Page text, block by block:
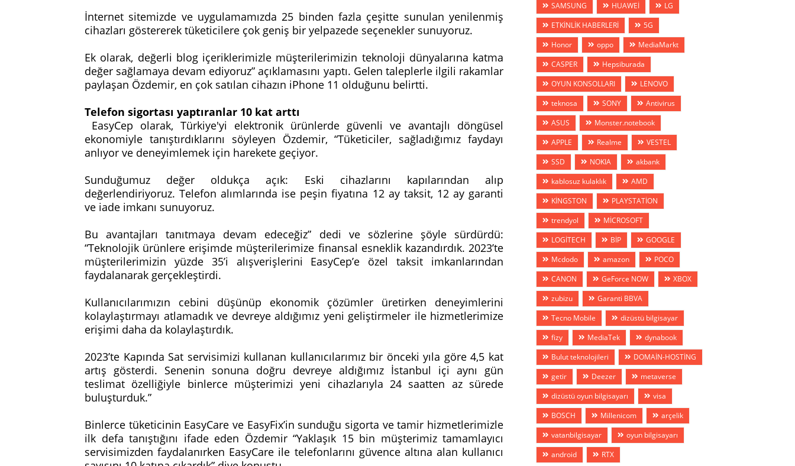
İnternet sitemizde ve uygulamamızda 25 binden fazla çeşitte sunulan yenilenmiş
cihazları göstererek tüketicilere çok geniş bir yelpazede seçenekler sunuyoruz.
Ek olarak, değerli blog içeriklerimizle müşterilerimizin teknoloji dünyalarına katma
değer sağlamaya devam ediyoruz” açıklamasını yaptı. Gelen taleplerle ilgili rakamlar
paylaşan Özdemir, en çok satılan cihazın iPhone 11 olduğunu belirtti.
Telefon sigortası yaptıranlar 10 kat arttı
EasyCep olarak, Türkiye'yi elektronik ürünlerde güvenli ve avantajlı döngüsel
ekonomiyle tanıştırdıklarını söyleyen Özdemir, “Tüketiciler, sağladığımız faydayı
anlıyor ve deneyimlemek için harekete geçiyor.
Sunduğumuz değer oldukça açık: Eski cihazlarını kapılarından alıp
değerlendiriyoruz. Telefon alımlarında ise peşin fiyatına 12 ay taksit, 12 ay garanti
ve iade imkanı sunuyoruz.
Bu avantajları tanıtmaya devam edeceğiz” dedi ve sözlerine şöyle sürdürdü:
“Teknolojik ürünlere erişimde müşterilerimize finansal esneklik kazandırdık. 2023’te
müşterilerimizin yüzde 35’i alışverişlerini EasyCep’e özel taksit imkanlarından
faydalanarak gerçekleştirdi.
Kullanıcılarımızın cebini düşünüp ekonomik çözümler üretirken deneyimlerini
kolaylaştırmayı atlamadık ve devreye aldığımız yeni geliştirmeler ile hizmetlerimize
erişimi daha da kolaylaştırdık.
2023’te Kapında Sat servisimizi kullanan kullanıcılarımız bir önceki yıla göre 4,5 kat
artış gösterdi. Senenin sonuna doğru devreye aldığımız İstanbul içi aynı gün
teslimat özelliğiyle binlerce müşterimizi yeni cihazlarıyla 24 saatten az sürede
buluşturduk.”
Binlerce tüketicinin EasyCare ve EasyFix’in sunduğu sigorta ve tamir hizmetlerimizle
ilk defa tanıştığını ifade eden Özdemir “Yaklaşık 15 bin müşterimiz tamamlayıcı
servisimizden faydalanırken EasyCare ile telefonlarını güvence altına alan kullanıcı
SAMSUNG HUAWEİ
LG
ETKİNLİK HABERLERİ
5G
Honor
oppo
MediaMarkt
CASPER
Hepsiburada
OYUN KONSOLLARI
LENOVO
teknosa
SONY
Antivirus
ASUS
Monster.notebook
APPLE
Realme
VESTEL
SSD
NOKIA
akbank
kablosuz kulaklık
AMD
KİNGSTON
PLAYSTATİON
trendyol
MİCROSOFT
LOGİTECH
BİP
GOOGLE
Mcdodo
amazon
POCO
CANON
GeForce NOW
XBOX
zubizu
Garanti BBVA
Tecno Mobile
dizüstü bilgisayar
fizy
MediaTek
dynabook
Bulut teknolojileri
DOMAİN-HOSTİNG
getir
Deezer
metaverse
dizüstü oyun bilgisayarı
visa
BOSCH
Millenicom
arçelik
vatanbilgisayar
oyun bilgisayarı
android
RTX